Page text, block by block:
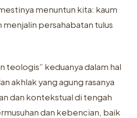
menuntun kita: kaum
menjalin persahabatan tulus
teologis” keduanya dalam hal
akhlak yang agung rasanya
dan kontekstual di tengah
dan kebencian, baik